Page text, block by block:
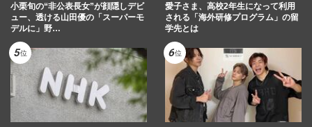
小栗旬の“非公表長女”が顔隠しデビ
ュー、透ける山田優の「スーパーモ
デルに」野…
愛子さま、高校2年生になって利用
される「海外研修プログラム」の留
学先とは